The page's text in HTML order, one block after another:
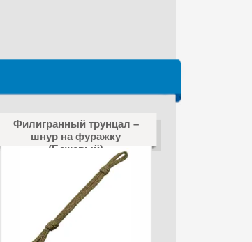
Филигранный трунцал –
шнур на фуражку
(Бежевый)